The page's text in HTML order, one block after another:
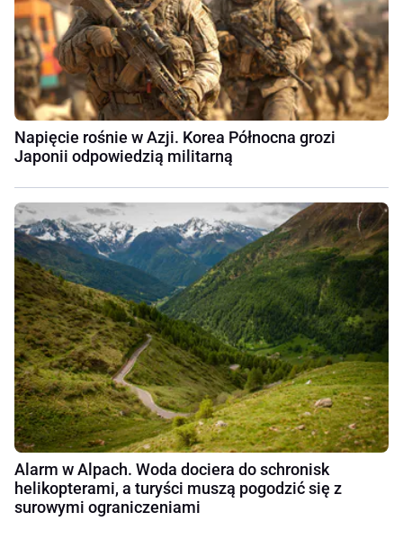
Napięcie rośnie w Azji. Korea Północna grozi
Japonii odpowiedzią militarną
Alarm w Alpach. Woda dociera do schronisk
helikopterami, a turyści muszą pogodzić się z
surowymi ograniczeniami